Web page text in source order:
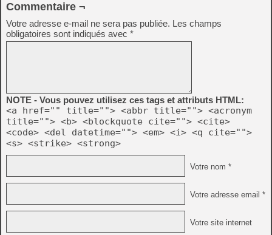
Commentaire ¬
Votre adresse e-mail ne sera pas publiée. Les champs
obligatoires sont indiqués avec *
NOTE - Vous pouvez utilisez ces tags et attributs HTML:
<a href="" title=""> <abbr title=""> <acronym
title=""> <b> <blockquote cite=""> <cite>
<code> <del datetime=""> <em> <i> <q cite="">
<s> <strike> <strong>
Votre nom *
Votre adresse email *
Votre site internet